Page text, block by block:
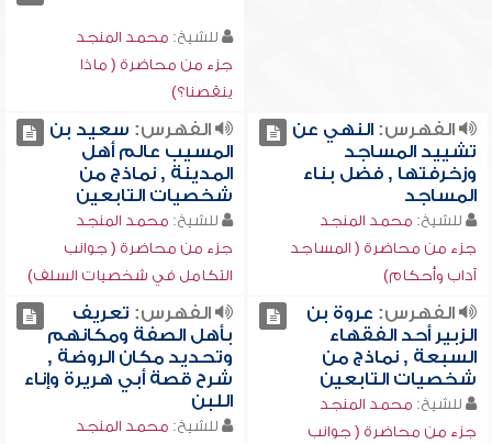
للشيخ: محمد المنجد
جزء من محاضرة ( ماذا
ينقصنا؟)
الفهرس:النهي عن
تشييد المساجد
وزخرفتها , فضل بناء
المساجد
للشيخ: محمد المنجد
جزء من محاضرة ( المساجد
آداب وأحكام)
الفهرس: سعيد بن
المسيب عالم أهل
المدينة , نماذج من
شخصيات التابعين
للشيخ: محمد المنجد
جزء من محاضرة ( جوانب
التكامل في شخصيات السلف)
الفهرس: عروة بن
الزبير أحد الفقهاء
السبعة , نماذج من
شخصيات التابعين
للشيخ: محمد المنجد
جزء من محاضرة ( جوانب
الفهرس: تعريف
بأهل الصفة ومكانهم
وتحديد مكان الروضة ,
شرح قصة أبي هريرة وإناء
اللبن
للشيخ: محمد المنجد